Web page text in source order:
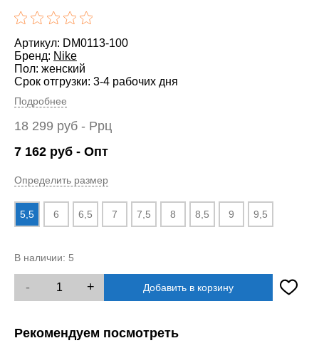
Артикул: DM0113-100
Бренд: Nike
Пол: женский
Срок отгрузки: 3-4 рабочих дня
Подробнее
18 299 руб - Ррц
7 162 руб - Опт
Определить размер
5,5 6 6,5 7 7,5 8 8,5 9 9,5
В наличии: 5
- + Добавить в корзину
Рекомендуем посмотреть